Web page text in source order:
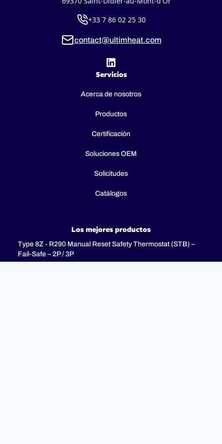
+33 7 86 02 25 30
contact@ultimheat.com
Servicios
Acerca de nosotros
Productos
Certificación
Soluciones OEM
Solicitudes
Catálogos
Los mejores productos
Type 8Z - R290 Manual Reset Safety Thermostat (STB) –
Fail-Safe – 2P / 3P